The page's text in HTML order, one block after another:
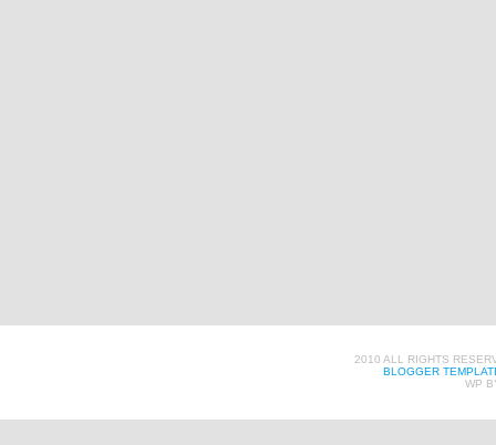
2010 ALL RIGHTS
BLOGGER
WP